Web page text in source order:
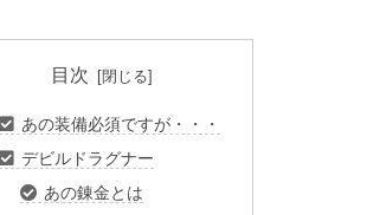
目次
あの装備必須ですが・・・
デビルドラグナー
あの錬金とは